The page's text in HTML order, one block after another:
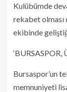
Kulübümde
rekabet
ekibinde
‘BURSASPOR,
Bursaspor’un
memnuniyeti